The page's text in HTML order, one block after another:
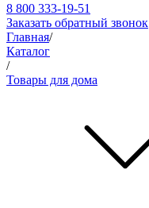
8 800 333-19-51
Заказать обратный звонок
Главная/
Каталог
/
Товары для дома